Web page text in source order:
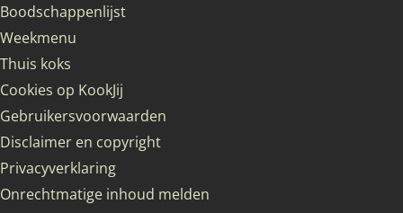
Boodschappenlijst
Weekmenu
Thuis koks
Cookies op KookJij
Gebruikersvoorwaarden
Disclaimer en copyright
Privacyverklaring
Onrechtmatige inhoud melden